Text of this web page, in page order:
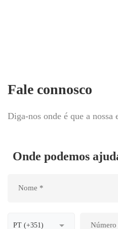
Fale connosco
Diga-nos onde é que a nossa
Onde podemos